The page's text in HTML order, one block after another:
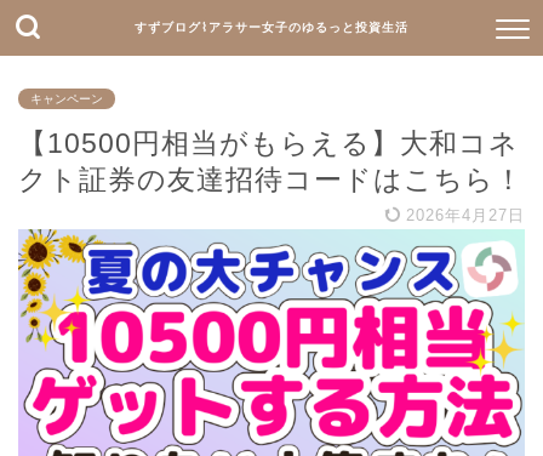
すずブログ⌇アラサー女子のゆるっと投資生活
キャンペーン
【10500円相当がもらえる】大和コネ
クト証券の友達招待コードはこちら！
2026年4月27日